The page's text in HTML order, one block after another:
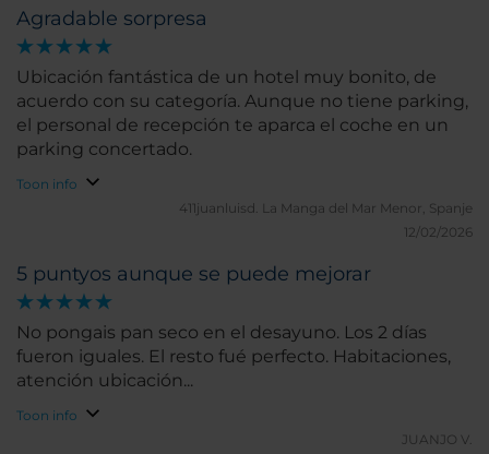
Agradable sorpresa
Ubicación fantástica de un hotel muy bonito, de
acuerdo con su categoría. Aunque no tiene parking,
el personal de recepción te aparca el coche en un
parking concertado.
Toon info
411juanluisd. La Manga del Mar Menor, Spanje
12/02/2026
5 puntyos aunque se puede mejorar
No pongais pan seco en el desayuno. Los 2 días
fueron iguales. El resto fué perfecto. Habitaciones,
atención ubicación...
Toon info
JUANJO V.